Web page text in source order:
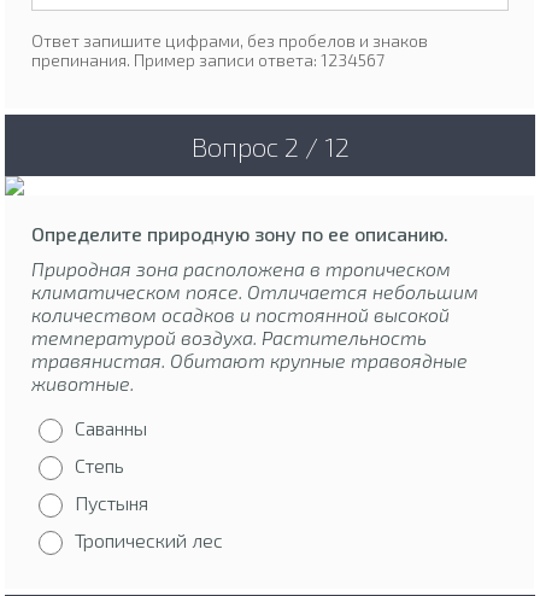
Ответ запишите цифрами, без пробелов и знаков
препинания. Пример записи ответа: 1234567
Вопрос 2 / 12
Определите природную зону по ее описанию.
Природная зона расположена в тропическом
климатическом поясе. Отличается небольшим
количеством осадков и постоянной высокой
температурой воздуха. Растительность
травянистая. Обитают крупные травоядные
животные.
Саванны
Степь
Пустыня
Тропический лес